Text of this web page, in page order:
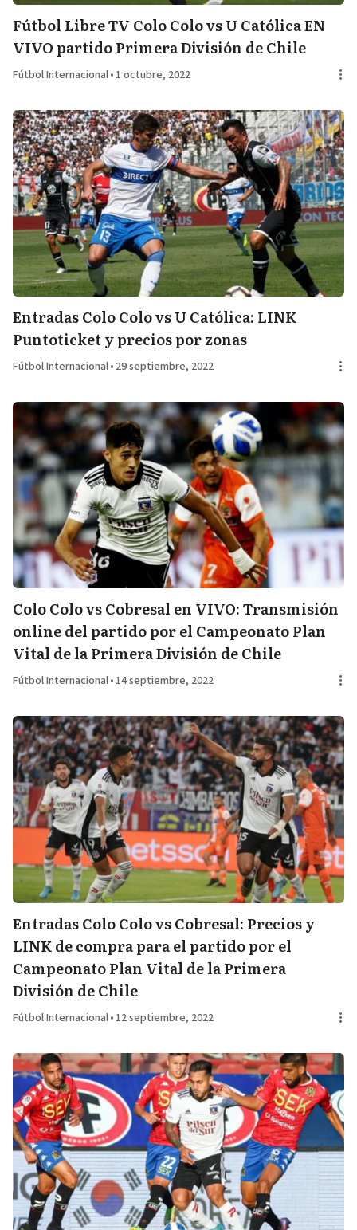
Fútbol Libre TV Colo Colo vs U Católica EN
VIVO partido Primera División de Chile
Fútbol Internacional• 1 octubre, 2022
Entradas Colo Colo vs U Católica: LINK
Puntoticket y precios por zonas
Fútbol Internacional• 29 septiembre, 2022
Colo Colo vs Cobresal en VIVO: Transmisión
online del partido por el Campeonato Plan
Vital de la Primera División de Chile
Fútbol Internacional• 14 septiembre, 2022
Entradas Colo Colo vs Cobresal: Precios y
LINK de compra para el partido por el
Campeonato Plan Vital de la Primera
División de Chile
Fútbol Internacional• 12 septiembre, 2022